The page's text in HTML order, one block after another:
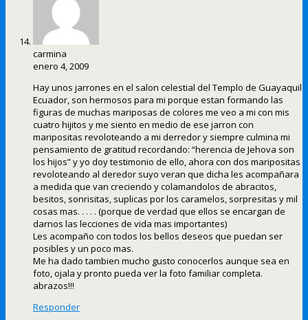
carmina
enero 4, 2009
Hay unos jarrones en el salon celestial del Templo de Guayaquil
Ecuador, son hermosos para mi porque estan formando las
figuras de muchas mariposas de colores me veo a mi con mis
cuatro hijitos y me siento en medio de ese jarron con
maripositas revoloteando a mi derredor y siempre culmina mi
pensamiento de gratitud recordando: “herencia de Jehova son
los hijos” y yo doy testimonio de ello, ahora con dos maripositas
revoloteando al deredor suyo veran que dicha les acompañara
a medida que van creciendo y colamandolos de abracitos,
besitos, sonrisitas, suplicas por los caramelos, sorpresitas y mil
cosas mas. . . . . (porque de verdad que ellos se encargan de
darnos las lecciones de vida mas importantes)
Les acompaño con todos los bellos deseos que puedan ser
posibles y un poco mas.
Me ha dado tambien mucho gusto conocerlos aunque sea en
foto, ojala y pronto pueda ver la foto familiar completa.
abrazos!!!
Responder